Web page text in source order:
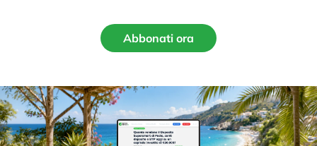
Abbonati ora